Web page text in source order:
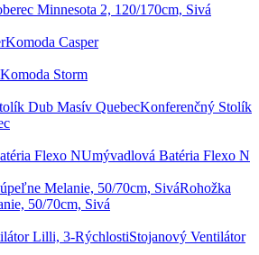
Minnesota 2, 120/170cm, Sivá
Komoda Casper
Komoda Storm
Konferenčný Stolík
Umývadlová Batéria Flexo N
Rohožka
50/70cm, Sivá
Stojanový Ventilátor